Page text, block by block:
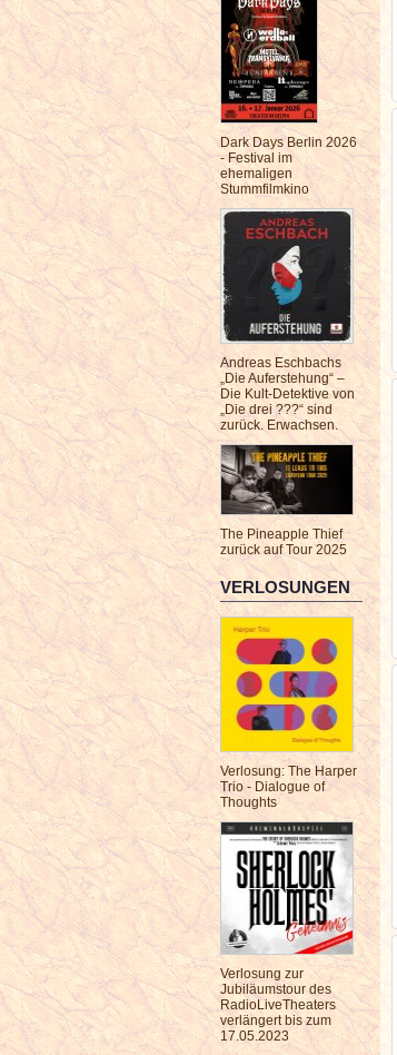
Dark Days Berlin 2026
- Festival im
ehemaligen
Stummfilmkino
Andreas Eschbachs
„Die Auferstehung“ –
Die Kult-Detektive von
„Die drei ???“ sind
zurück. Erwachsen.
The Pineapple Thief
zurück auf Tour 2025
VERLOSUNGEN
Verlosung: The Harper
Trio - Dialogue of
Thoughts
Verlosung zur
Jubiläumstour des
RadioLiveTheaters
verlängert bis zum
17.05.2023